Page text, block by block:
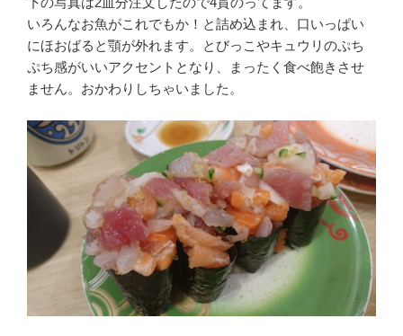
いろんなお魚がこれでもか！と詰め込まれ、口いっぱい
にほおばると顎が外れます。とびっこやキュウリのぷち
ぷち感がいいアクセントとなり、まったく食べ飽きさせ
ません。おかわりしちゃいました。